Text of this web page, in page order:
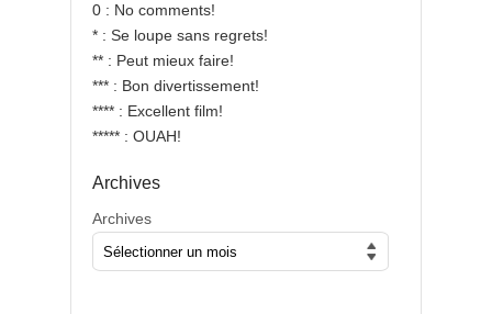
0 : No comments!
* : Se loupe sans regrets!
** : Peut mieux faire!
*** : Bon divertissement!
**** : Excellent film!
***** : OUAH!
Archives
Archives